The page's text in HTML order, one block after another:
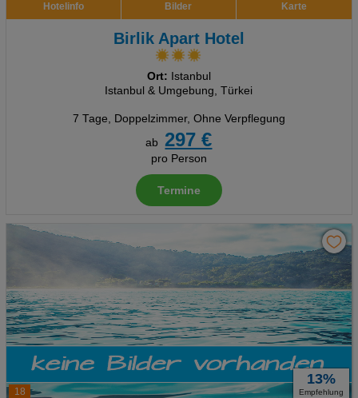
Hotelinfo Bilder Karte
Birlik Apart Hotel
Ort: Istanbul
Istanbul & Umgebung, Türkei
7 Tage, Doppelzimmer, Ohne Verpflegung
ab
297 €
pro Person
Termine
18
13%
Empfehlung